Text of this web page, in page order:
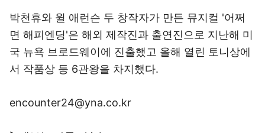
박천휴와 윌 애런슨 두 창작자가 만든 뮤지컬 '어쩌
면 해피엔딩'은 해외 제작진과 출연진으로 지난해 미
국 뉴욕 브로드웨이에 진출했고 올해 열린 토니상에
서 작품상 등 6관왕을 차지했다.
encounter24@yna.co.kr